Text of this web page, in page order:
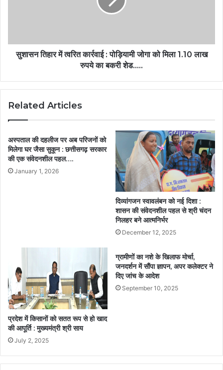
सुशासन तिहार में त्वरित कार्रवाई : पोड़ियामी जोगा को मिला 1.10 लाख
रुपये का बकरी शेड…..
Related Articles
अस्पताल की दहलीज पर अब परिजनों को
मिलेगा घर जैसा सुकून : छत्तीसगढ़ सरकार
की एक संवेदनशील पहल….
January 1, 2026
दिव्यांगजन स्वावलंबन को नई दिशा :
शासन की संवेदनशील पहल से श्री चंदन
निलहर बने आत्मनिर्भर
December 12, 2025
प्रदेश में किसानों को सतत रूप से हो खाद
की आपूर्ति : मुख्यमंत्री श्री साय
July 2, 2025
ग्रामीणों का नशे के खिलाफ मोर्चा,
जनदर्शन में सौंपा ज्ञापन, अपर कलेक्टर ने
दिए जांच के आदेश
September 10, 2025